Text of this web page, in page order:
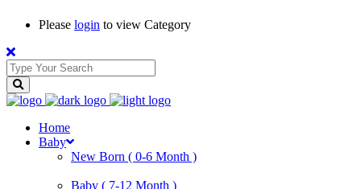
Please login to view Category
Home
Baby
New Born ( 0-6 Month )
Baby ( 7-12 Month )